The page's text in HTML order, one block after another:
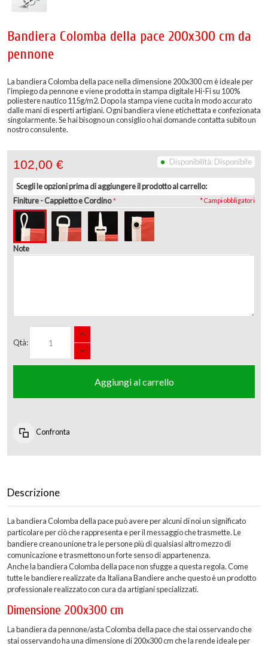
Bandiera Colomba della pace 200x300 cm da
pennone
La bandiera Colomba della pace nella dimensione 200x300 cm è ideale per
l'impiego da pennone e viene prodotta in stampa digitale Hi-Fi su 100%
poliestere nautico 115g/m2. Dopo la stampa viene cucita in modo accurato
dalle mani di esperti artigiani. Ogni bandiera viene etichettata e confezionata
singolarmente. Se hai bisogno un consiglio o hai domande contatta subito un
nostro consulente.
Disponibilità: Disponibile
102,00 €
Scegli le opzioni prima di aggiungere il prodotto al carrello:
Finiture- Cappietto e Cordino
Note
* Campi obbligatori
Qtà:
Aggiungi al carrello
Confronta
Descrizione
La bandiera Colomba della pace può avere per alcuni di noi un significato
particolare per ciò che rappresenta e per il messaggio che trasmette. Le
bandiere creano unione tra le persone più di qualsiasi altro mezzo di
comunicazione e trasmettono un forte senso di appartenenza.
Anche la bandiera Colomba della pace non sfugge a questa regola. Come
tutte le bandiere realizzate da Italiana Bandiere anche questo è un prodotto
professionale realizzato con cura da artigiani specializzati.
Dimensione 200x300 cm
La bandiera da pennone/asta Colomba della pace che stai osservando che
stai osservando ha una dimensione di 200x300 cm che la rende ideale per